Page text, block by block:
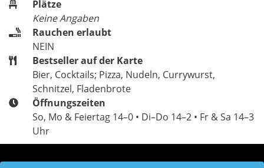
Plätze
Keine Angaben
Rauchen erlaubt
NEIN
Bestseller auf der Karte
Bier, Cocktails; Pizza, Nudeln, Currywurst,
Schnitzel, Fladenbrote
Öffnungszeiten
So, Mo & Feiertag 14–0 • Di–Do 14–2 • Fr & Sa 14–3
Uhr